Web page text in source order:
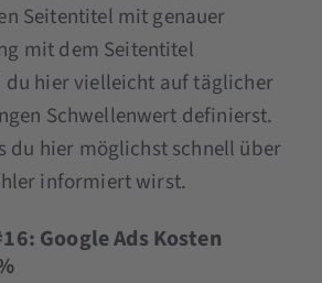
Seitentitel mit genauer
mit dem Seitentitel
du hier vielleicht auf täglicher
Schwellenwert definierst.
du hier möglichst schnell über
informiert wirst.
Google Ads Kosten